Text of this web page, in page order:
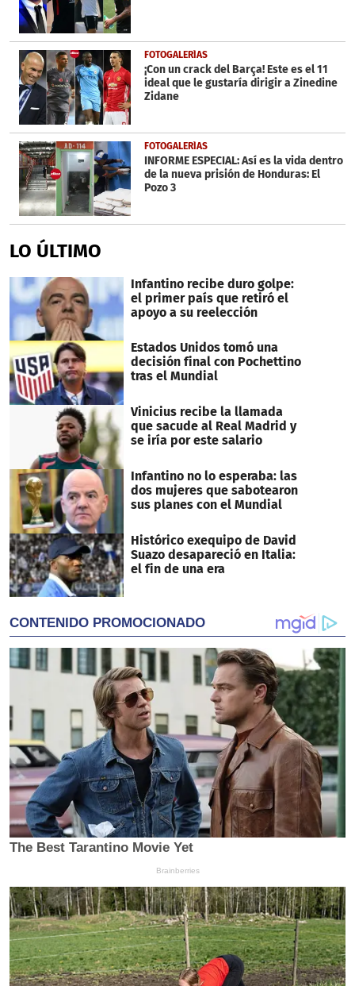
FOTOGALERÍAS
¡Con un crack del Barça! Este es el 11
ideal que le gustaría dirigir a Zinedine
Zidane
FOTOGALERÍAS
INFORME ESPECIAL: Así es la vida dentro
de la nueva prisión de Honduras: El
Pozo 3
LO ÚLTIMO
Infantino recibe duro golpe:
el primer país que retiró el
apoyo a su reelección
Estados Unidos tomó una
decisión final con Pochettino
tras el Mundial
Vinicius recibe la llamada
que sacude al Real Madrid y
se iría por este salario
Infantino no lo esperaba: las
dos mujeres que sabotearon
sus planes con el Mundial
Histórico exequipo de David
Suazo desapareció en Italia:
el fin de una era